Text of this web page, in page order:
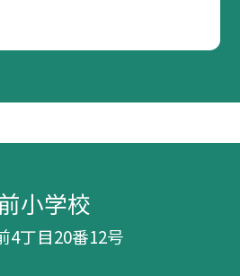
小学校
4丁目20番12号